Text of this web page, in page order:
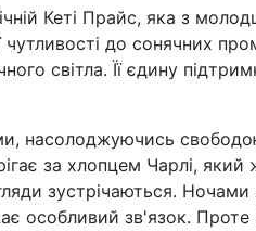
Кеті Прайс, яка з
до сонячних
світла. Її єдину
насолоджуючись
за хлопцем Чарлі, який
зустрічаються.
особливий зв'язок. Проте